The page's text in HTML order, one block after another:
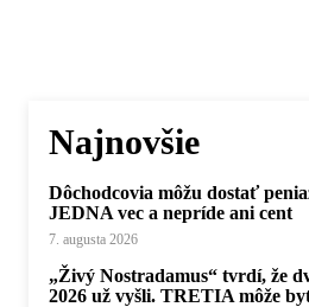
Najnovšie
Dôchodcovia môžu dostať
JEDNA vec a nepríde ani cent
7. augusta 2026
„Živý Nostradamus“ tvrdí, že
2026 už vyšli. TRETIA môže